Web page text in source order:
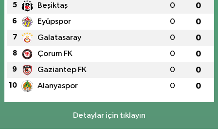
5 Beşiktaş 0 0
6 Eyüpspor 0 0
7 Galatasaray 0 0
8 Çorum FK 0 0
9 Gaziantep FK 0 0
10 Alanyaspor 0 0
Detaylar için tıklayın